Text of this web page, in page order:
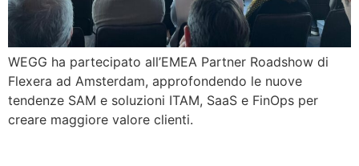
WEGG ha partecipato all’EMEA Partner Roadshow di
Flexera ad Amsterdam, approfondendo le nuove
tendenze SAM e soluzioni ITAM, SaaS e FinOps per
creare maggiore valore clienti.